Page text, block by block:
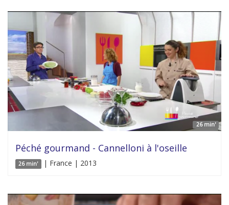
26 min'
Péché gourmand - Cannelloni à l'oseille
26 min' | France | 2013